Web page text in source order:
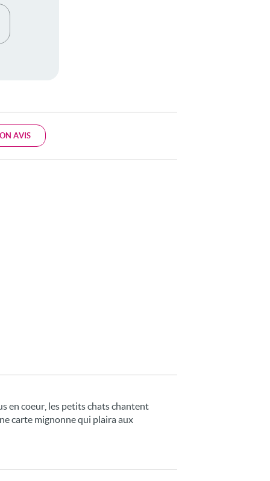
AVIS
en coeur, les petits chats chantent
carte mignonne qui plaira aux